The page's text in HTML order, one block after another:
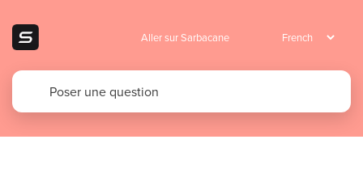
Aller sur Sarbacane